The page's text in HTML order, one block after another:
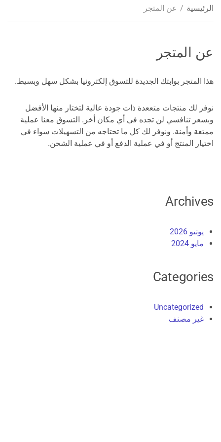
الرئيسية / عن المتجر
عن المتجر
هذا المتجر بوابتك الجديدة للتسوق إلكترونيا بشكل سهل وبسيط.
نوفر لك منتجات متععدة ذات جودة عالية لتختار منها الأفضل
وبسعر تنافسي لن تجده في أي مكان أخر. التسوق معنا عملية
ممتعة وأمنة. ونوفر لك كل ما تحتاجه من التسهيلات سواء في
اختيار المنتج أو في عملية الدفع أو في عملية الشحن.
Archives
يونيو 2026
مايو 2024
Categories
Uncategorized
غير مصنف